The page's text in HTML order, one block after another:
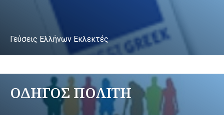
Γεύσεις Ελλήνων Εκλεκτές
ΟΔΗΓΟΣ ΠΟΛΙΤΗ